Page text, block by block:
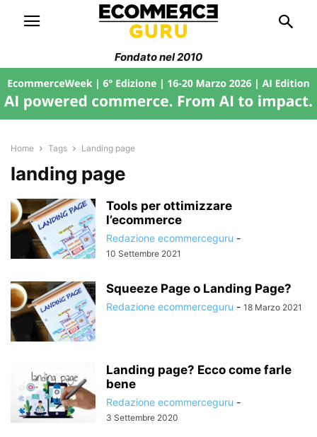
Fondato nel 2010
Home Tags Landing page
landing page
Tools per ottimizzare
l’ecommerce
Redazione ecommerceguru -
10 Settembre 2021
Squeeze Page o Landing Page?
Redazione ecommerceguru - 18 Marzo 2021
Landing page? Ecco come farle
bene
Redazione ecommerceguru -
3 Settembre 2020